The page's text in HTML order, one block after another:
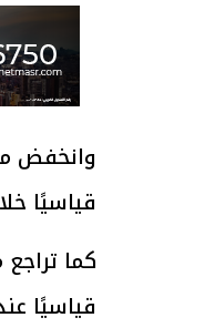
قياسيًا خلال
قياسيًا عند 10535.76